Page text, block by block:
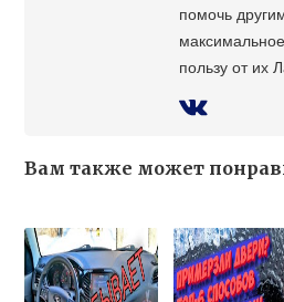
помочь
пользу от их
Вам также может